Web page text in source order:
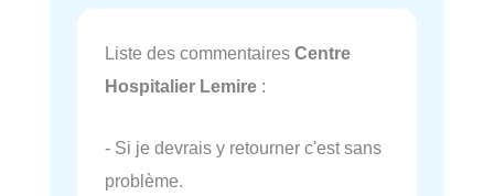
Liste des commentaires Centre
Hospitalier Lemire :
- Si je devrais y retourner c'est sans
problème.